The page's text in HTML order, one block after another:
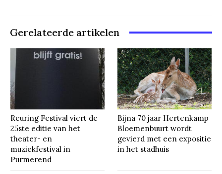
Gerelateerde artikelen
Reuring Festival viert de
25ste editie van het
theater- en
muziekfestival in
Purmerend
Bijna 70 jaar Hertenkamp
Bloemenbuurt wordt
gevierd met een expositie
in het stadhuis